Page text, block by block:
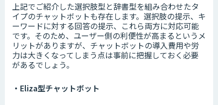
上記でご紹介した選択肢型と辞書型を組み合わせたタ
イプのチャットボットも存在します。選択肢の提示、キ
ーワードに対する回答の提示、これら両方に対応可能
です。そのため、ユーザー側の利便性が高まるというメ
リットがありますが、チャットボットの導入費用や労
力は大きくなってしまう点は事前に把握しておく必要
があるでしょう。
・Eliza型チャットボット